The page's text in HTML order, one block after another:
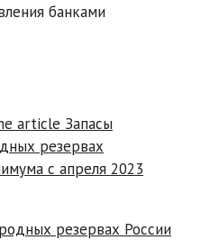
банками
резервах России